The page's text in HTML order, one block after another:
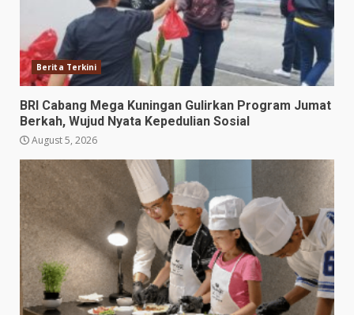
Berita Terkini
BRI Cabang Mega Kuningan Gulirkan Program Jumat
Berkah, Wujud Nyata Kepedulian Sosial
August 5, 2026